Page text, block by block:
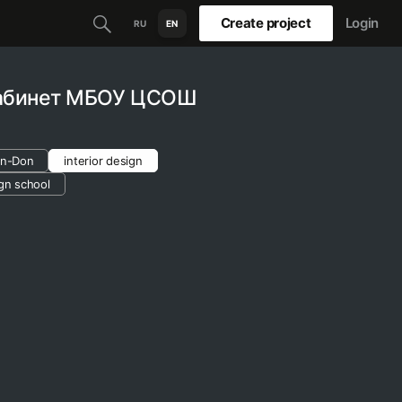
RU EN Create project Login
МБОУ ЦСОШ
Don
interior design
school